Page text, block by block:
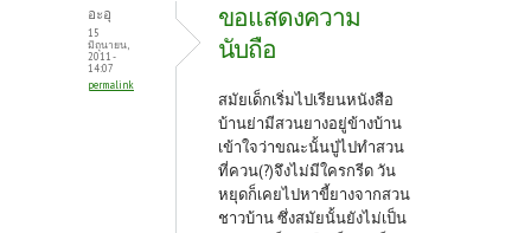
อะอุ
15
มิถุนายน,
2011 -
14:07
permalink
ขอแสดงความ
นับถือ
สมัยเด็กเริ่มไปเรียนหนังสือ
บ้านย่ามีสวนยางอยู่ข้างบ้าน
เข้าใจว่าขณะนั้นปู่ไปทำสวน
ที่ควน(?)จึงไม่มีใครกรีด วัน
หยุดก็เคยไปหาขี้ยางจากสวน
ชาวบ้าน ซึ่งสมัยนั้นยังไม่เป็น